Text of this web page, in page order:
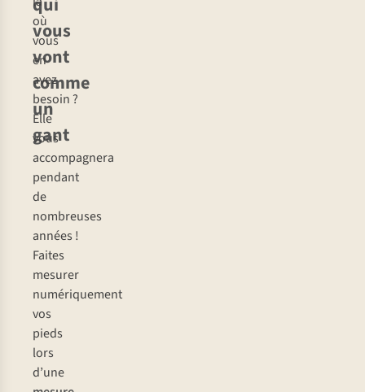
vous
vont
comme
un
gant
où
vous
en
avez
besoin ?
Elle
vous
accompagnera
pendant
de
nombreuses
années !
Faites
mesurer
numériquement
vos
pieds
lors
d’une